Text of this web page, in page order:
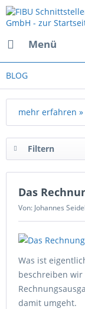
Menü
BLOG
mehr erfahren »
Filtern
Das
Von: Johannes Seidel
Was ist
beschreiben
damit umgeht.